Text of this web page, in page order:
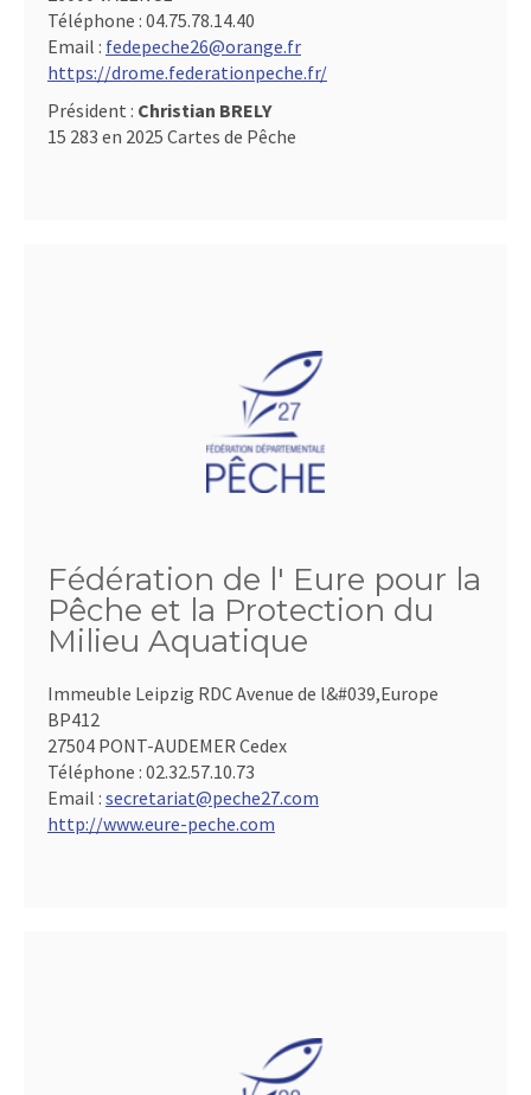
Téléphone : 04.75.78.14.40
Email : fedepeche26@orange.fr
https://drome.federationpeche.fr/
Président : Christian BRELY
15 283 en 2025 Cartes de Pêche
Fédération de l' Eure pour la
Pêche et la Protection du
Milieu Aquatique
Immeuble Leipzig RDC Avenue de l&#039,Europe
BP412
27504 PONT-AUDEMER Cedex
Téléphone : 02.32.57.10.73
Email : secretariat@peche27.com
http://www.eure-peche.com